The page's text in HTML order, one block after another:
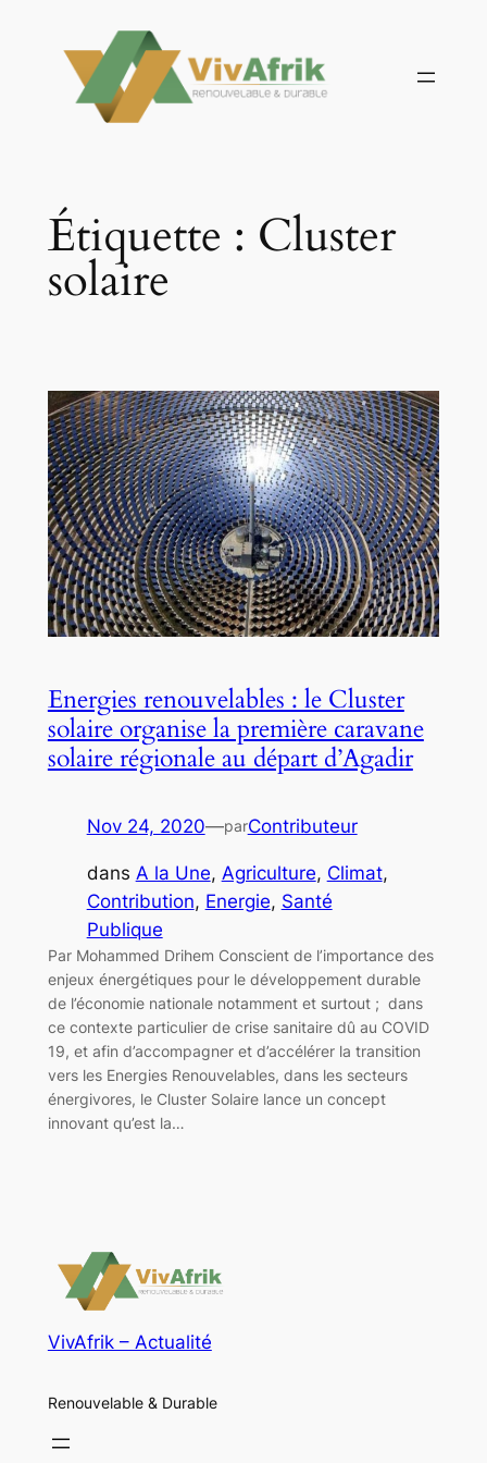
contenu
Étiquette : Cluster
solaire
Energies renouvelables : le Cluster
solaire organise la première caravane
solaire régionale au départ d’Agadir
Nov 24, 2020—parContributeur
dans A la Une, Agriculture, Climat
Contribution, Energie, Santé
Publique
Par Mohammed Drihem Conscient de l’importance des
enjeux énergétiques pour le développement durable
de l’économie nationale notamment et surtout ; dans
ce contexte particulier de crise sanitaire dû au COVID
19, et afin d’accompagner et d’accélérer la transition
vers les Energies Renouvelables, dans les secteurs
énergivores, le Cluster Solaire lance un concept
innovant qu’est la…
VivAfrik – Actualité
Renouvelable & Durable